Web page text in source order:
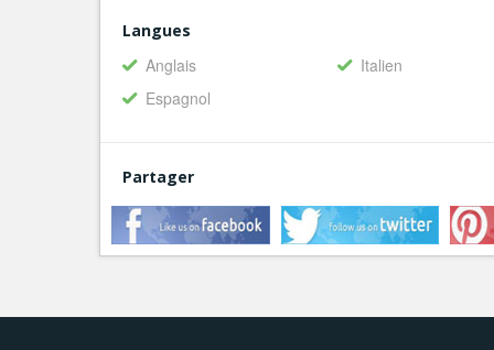
Langues
Anglais
Italien
Espagnol
Partager